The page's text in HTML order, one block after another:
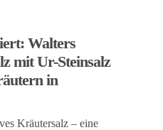
Walters
mit Ur-Steinsalz
in
Kräutersalz – eine